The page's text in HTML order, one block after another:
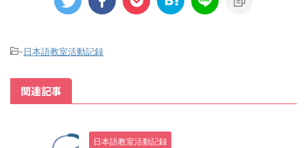
-日本語教室活動記録
関連記事
日本語教室活動記録